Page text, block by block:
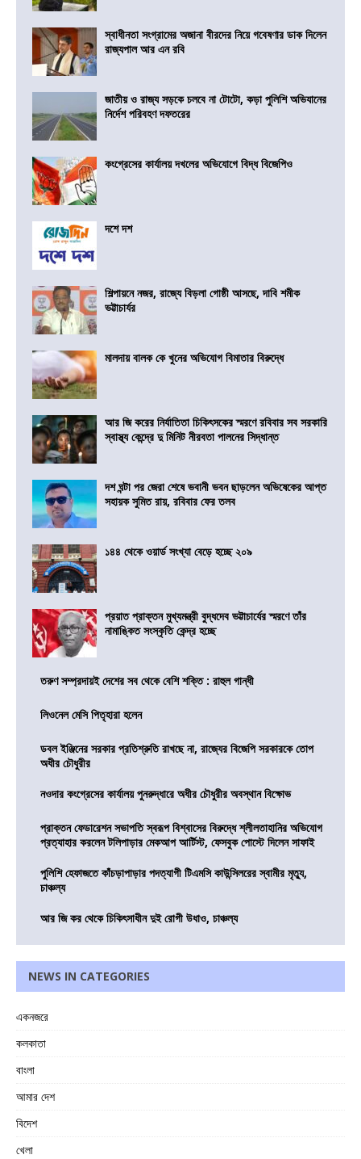
স্বাধীনতা সংগ্রামের অজানা বীরদের নিয়ে গবেষণার ডাক দিলেন
রাজ্যপাল আর এন রবি
জাতীয় ও রাজ্য সড়কে চলবে না টোটো, কড়া পুলিশি অভিযানের
নির্দেশ পরিবহণ দফতরের
কংগ্রেসের কার্যালয় দখলের অভিযোগে বিদ্ধ বিজেপিও
দশে দশ
শিল্পায়নে নজর, রাজ্যে বিড়লা গোষ্ঠী আসছে, দাবি শমীক
ভট্টাচার্যর
মালদায় বালক কে খুনের অভিযোগ বিমাতার বিরুদ্ধে
আর জি করের নির্যাতিতা চিকিৎসকের স্মরণে রবিবার সব সরকারি
স্বাস্থ্য কেন্দ্রে দু মিনিট নীরবতা পালনের সিদ্ধান্ত
দশ ঘন্টা পর জেরা শেষে ভবানী ভবন ছাড়লেন অভিষেকের আপ্ত
সহায়ক সুমিত রায়, রবিবার ফের তলব
১৪৪ থেকে ওয়ার্ড সংখ্যা বেড়ে হচ্ছে ২০৯
প্রয়াত প্রাক্তন মুখ্যমন্ত্রী বুদ্ধদেব ভট্টাচার্যের স্মরণে তাঁর
নামাঙ্কিত সংস্কৃতি কেন্দ্র হচ্ছে
তরুণ সম্প্রদায়ই দেশের সব থেকে বেশি শক্তি : রাহুল গান্ধী
লিওনেল মেসি পিতৃহারা হলেন
ডবল ইঞ্জিনের সরকার প্রতিশ্রুতি রাখছে না, রাজ্যের বিজেপি সরকারকে তোপ
অধীর চৌধুরীর
নওদার কংগ্রেসের কার্যালয় পুনরুদ্ধারে অধীর চৌধুরীর অবস্থান বিক্ষোভ
প্রাক্তন ফেডারেশন সভাপতি স্বরূপ বিশ্বাসের বিরুদ্ধে শ্লীলতাহানির অভিযোগ
প্রত্যাহার করলেন টলিপাড়ার মেকআপ আর্টিস্ট, ফেসবুক পোস্টে দিলেন সাফাই
পুলিশি হেফাজতে কাঁচড়াপাড়ার পদত্যাগী টিএমসি কাউন্সিলরের স্বামীর মৃত্যু,
চাঞ্চল্য
আর জি কর থেকে চিকিৎসাধীন দুই রোগী উধাও, চাঞ্চল্য
NEWS IN CATEGORIES
একনজরে
কলকাতা
বাংলা
আমার দেশ
বিদেশ
খেলা